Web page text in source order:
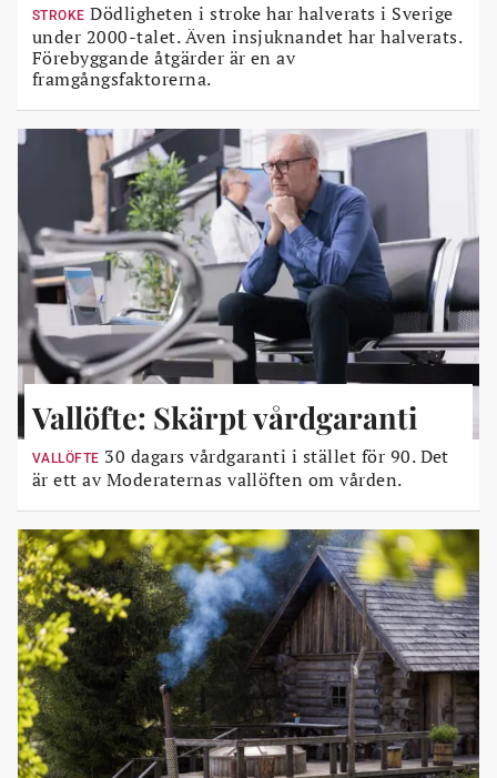
STROKE Dödligheten i stroke har halverats i Sverige
under 2000-talet. Även insjuknandet har halverats.
Förebyggande åtgärder är en av
framgångsfaktorerna.
Vallöfte: Skärpt vårdgaranti
VALLÖFTE 30 dagars vårdgaranti i stället för 90. Det
är ett av Moderaternas vallöften om vården.